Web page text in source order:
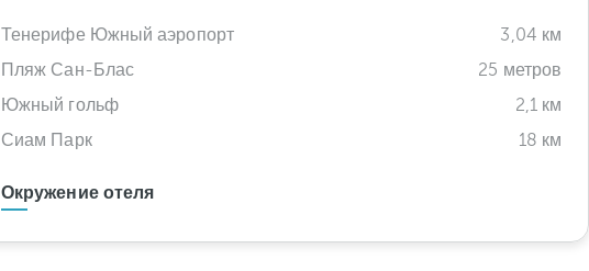
Тенерифе Южный аэропорт
3,04 км
Пляж Сан-Блас
25 метров
Южный гольф
2,1 км
Сиам Парк
18 км
Окружение отеля